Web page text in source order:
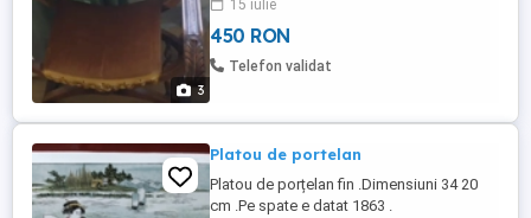
3
15 iulie
450 RON
Telefon validat
Platou de portelan
Platou de porțelan fin .Dimensiuni 34 20
cm .Pe spate e datat 1863 .